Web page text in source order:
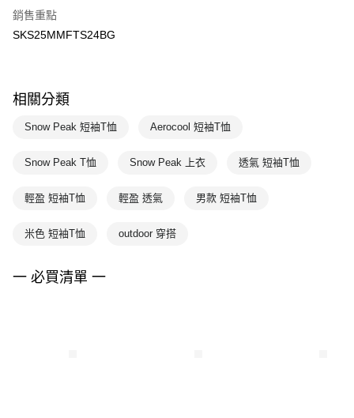
宅配-本島
每筆NT$100，滿NT$1,500(含以上)免運費
銷售重點
SKS25MMFTS24BG
相關分類
Snow Peak 短袖T恤 Aerocool 短袖T恤
Snow Peak T恤 Snow Peak 上衣 透氣 短袖T恤
輕盈 短袖T恤 輕盈 透氣 男款 短袖T恤
米色 短袖T恤 outdoor 穿搭
一 必買清單 一